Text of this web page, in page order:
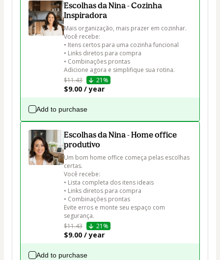
Escolhas da Nina - Cozinha
Inspiradora
Mais organização, mais prazer em cozinhar.
Você recebe:
• Itens certos para uma cozinha funcional
• Links diretos para compra
• Combinações prontas
Adicione agora e simplifique sua rotina.
$11.43
21%
$9.00 / year
Add to purchase
Escolhas da Nina - Home office
produtivo
Um bom home office começa pelas escolhas
certas.
Você recebe:
• Lista completa dos itens ideais
• Links diretos para compra
• Combinações prontas
Evite erros e monte seu espaço com
segurança.
$11.43
21%
$9.00 / year
Add to purchase